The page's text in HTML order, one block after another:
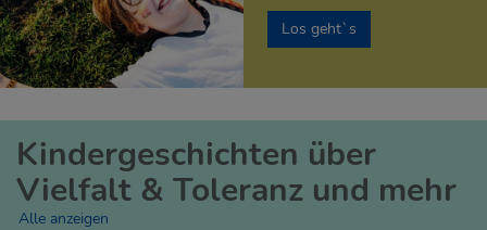
Los geht`s
Kindergeschichten über
Vielfalt & Toleranz und mehr
Alle anzeigen